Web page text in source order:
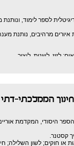
לספר לימוד, ונותנת
מרהיבים, נותנת
לזוז, לשנות, ליצור.
היסודי, המקדמת
קסטנר.
או חוקים; לשון השלילה;